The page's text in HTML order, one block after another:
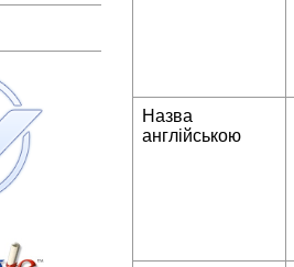
Назва
англійською